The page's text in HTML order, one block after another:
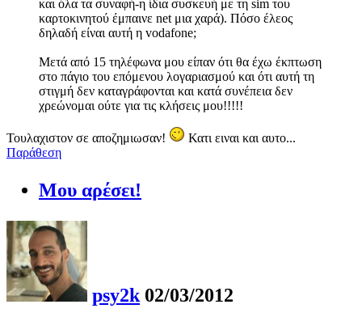
και όλα τα συναφή-η ίδια συσκευή με τη sim του
καρτοκινητού έμπαινε net μια χαρά). Πόσο έλεος
δηλαδή είναι αυτή η vodafone;
Μετά από 15 τηλέφωνα μου είπαν ότι θα έχω έκπτωση
στο πάγιο του επόμενου λογαριασμού και ότι αυτή τη
στιγμή δεν καταγράφονται και κατά συνέπεια δεν
χρεώνομαι ούτε για τις κλήσεις μου!!!!!
Τουλαχιστον σε αποζημιωσαν!
Κατι ειναι και αυτο...
Παράθεση
Μου αρέσει!
psy2k 02/03/2012